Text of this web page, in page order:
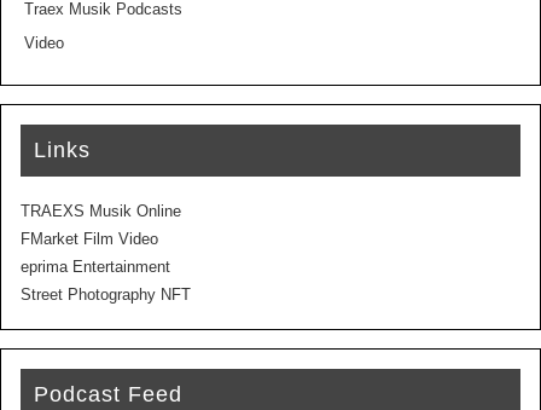
Traex Musik Podcasts
Video
Links
TRAEXS Musik Online
FMarket Film Video
eprima Entertainment
Street Photography NFT
Podcast Feed